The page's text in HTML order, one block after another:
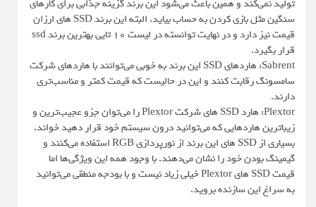
تولید نمی‌کند و همین باعث می‌شود این برند گزینه جذابی برای کارهای
سنگین مثل بازی کردن به حساب بیاید. البته این برند SSD های ارزان
قیمت نیز دارد و در نهایت توانسته در لیست 10 تایی بهترین برند ssd
قرار بگیرد.
Sabrent: هاردهای SSD این برند به خوبی می‌توانند با هاردهای شرکت
سامسونگ رقابت کنند و این در حالیست که قیمت کمتر و مناسب‌تری
دارند.
Plextor: هارد SSD های شرکت Plextor را می‌توان جزو عجیب‌ترین و
زیباترین هاردهایی که می‌توانید درون سیستم خود قرار دهید خواند.
بسیاری از SSD های این برند از نورپردازی RGB استفاده می‌کنند و
گیمینگ بودن خود را نشان می‌دهند. با وجود همه این ویژگی‌ها اما
قیمت SSD های Plextor خیلی زیاد نیست و با بودجه منطقی می‌توانید
به سراغ این سازنده بروید.